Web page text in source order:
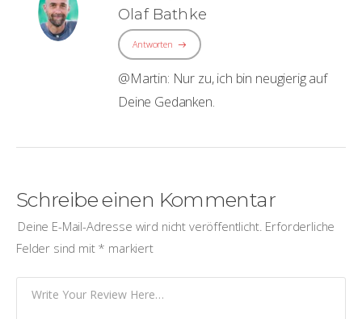
Olaf Bathke
Antworten
@Martin: Nur zu, ich bin neugierig auf
Deine Gedanken.
Schreibe einen Kommentar
Deine E-Mail-Adresse wird nicht veröffentlicht. Erforderliche
Felder sind mit * markiert